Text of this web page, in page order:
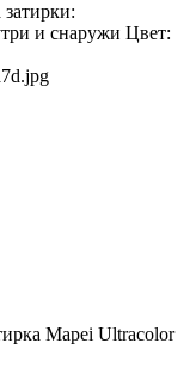
и снаружи Цвет:
Mapei Ultracolor